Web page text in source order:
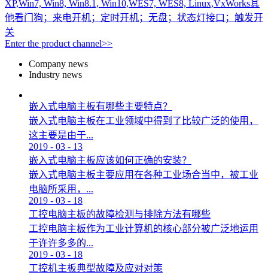
XP,Win7, Win8, Win8.1, Win10,WES7, WES8, Linux,VxWorks其
他看门狗；来电开机；定时开机；无盘；状态灯接口；触发开
关
Enter the product channel>>
Company news
Industry news
嵌入式电脑主板有哪些主要特点？
嵌入式电脑主板在工业领域中得到了比较广泛的使用，
这主要是由于...
2019 - 03 - 13
嵌入式电脑主板应该如何正确的安装？
嵌入式电脑主板主要应用在各种工业场合当中，被工业
电脑所采用，...
2019 - 03 - 18
工控电脑主板的故障检测与排除方法有哪些
工控电脑主板作为工业计算机的核心部分被广泛地运用
于许许多多的...
2019 - 03 - 18
工控机主板典型故障及应对对策